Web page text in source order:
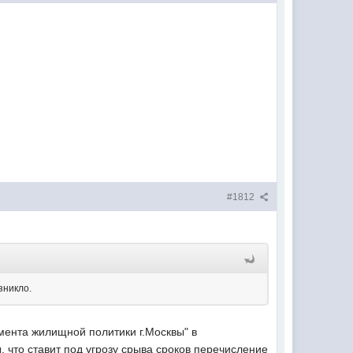
#1812
жилищной политики г.Москвы" в
ставит под угрозу срыва сроков перечисление